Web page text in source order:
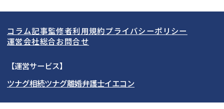
北海道 青森県
岩手県 宮城県
秋田県
福島県
関東
東京都 神奈川県
埼玉県
茨城県 群馬県
東海
愛知県
岐阜県 山梨県
関西
大阪府 京都府
北陸・甲信越
任意整理
個人再生
会社破産・法人破産
消費者金融・サラ金
カードローン・クレジッ
ト会社
コラム記事監修者利用規約プライバシーポリシー
運営会社総合お問合せ
【運営サービス】
ツナグ相続ツナグ離婚弁護士イエコン